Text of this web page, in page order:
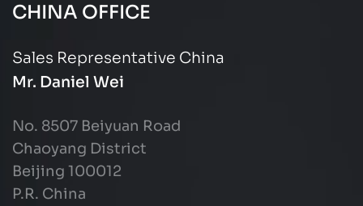
CHINA OFFICE
Sales Representative China
Mr. Daniel Wei
No. 8507 Beiyuan Road
Chaoyang District
Beijing 100012
P.R. China